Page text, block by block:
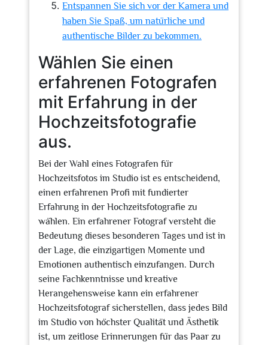
Entspannen Sie sich vor der Kamera und
haben Sie Spaß, um natürliche und
authentische Bilder zu bekommen.
Wählen Sie einen
erfahrenen Fotografen
mit Erfahrung in der
Hochzeitsfotografie
aus.
Bei der Wahl eines Fotografen für
Hochzeitsfotos im Studio ist es entscheidend,
einen erfahrenen Profi mit fundierter
Erfahrung in der Hochzeitsfotografie zu
wählen. Ein erfahrener Fotograf versteht die
Bedeutung dieses besonderen Tages und ist in
der Lage, die einzigartigen Momente und
Emotionen authentisch einzufangen. Durch
seine Fachkenntnisse und kreative
Herangehensweise kann ein erfahrener
Hochzeitsfotograf sicherstellen, dass jedes Bild
im Studio von höchster Qualität und Ästhetik
ist, um zeitlose Erinnerungen für das Paar zu